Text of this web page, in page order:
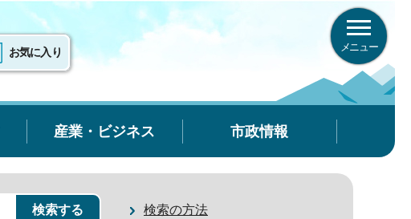
お気に入り メニュー
産業・ビジネス 市政情報
検索の方法